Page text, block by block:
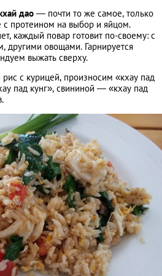
дао ― почти то же самое, только
с протеином на выбор и яйцом.
каждый повар готовит по-своему: с
другими овощами. Гарнируется
выжать сверху.
с курицей, произносим «кхау пад
пад кунг», свининой ― «кхау пад